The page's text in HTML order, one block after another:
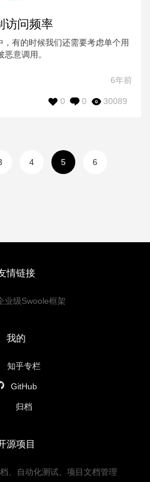
访问频率
有的时候我们还需要考虑单个用
意调用。
6年前
30089
0
0
4 5 6
情链接
业级Swoole框架
我的
知乎专栏
GitHub
归档
源项目
、自动化测试、项目文档管理